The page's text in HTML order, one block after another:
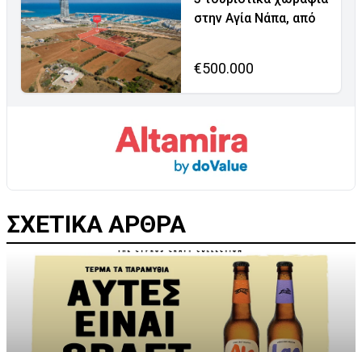
στην Αγία Νάπα, από
€500.000
ΣΧΕΤΙΚΑ ΑΡΘΡΑ